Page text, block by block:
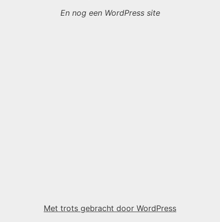
En nog een WordPress site
Met trots gebracht door WordPress